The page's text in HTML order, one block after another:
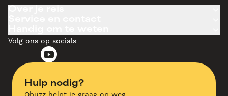
Volg ons op socials
Hulp nodig?